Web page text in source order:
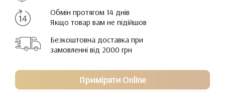
Обмін протягом 14 днів
Якщо товар вам не підійшов
Безкоштовна доставка при
замовленні від 2000 грн
Приміряти Online